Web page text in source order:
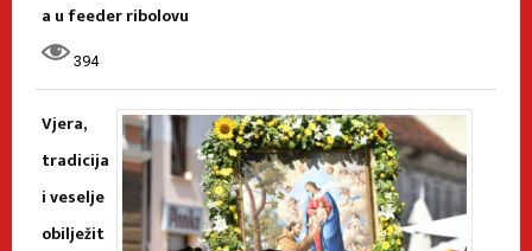
a u feeder ribolovu
394
Vjera,
tradicija
i veselje
obilježit